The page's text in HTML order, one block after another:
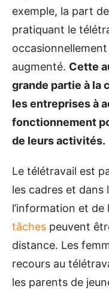
exemple, la part
pratiquant le
augmenté. Cette
grande partie à la
les entreprises à
fonctionnement
de leurs activités.
Le télétravail est
les cadres et dans
l’information et
tâches peuvent
distance. Les
recours au
les parents de